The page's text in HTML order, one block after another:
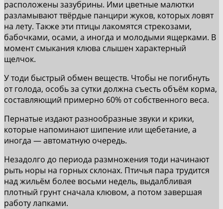
расположены зазубрины. Ими цветные малютки
разламывают твёрдые панцири жуков, которых ловят
на лету. Также эти птицы лакомятся стрекозами,
бабочками, осами, а иногда и молодыми ящерками. В
момент смыкания клюва слышен характерный
щелчок.
У тоди быстрый обмен веществ. Чтобы не погибнуть
от голода, особь за сутки должна съесть объём корма,
составляющий примерно 60% от собственного веса.
Пернатые издают разнообразные звуки и крики,
которые напоминают шипение или щебетание, а
иногда — автоматную очередь.
Незадолго до периода размножения тоди начинают
рыть норы на горных склонах. Птичья пара трудится
над жильём более восьми недель, выдалбливая
плотный грунт сначала клювом, а потом завершая
работу лапками.